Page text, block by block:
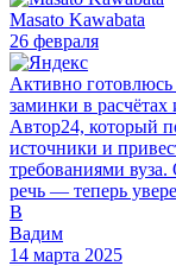
Masato Kawabata
26 февраля
Активно
заминки в
Автор24, который
источники и
требованиями
речь — теперь
В
Вадим
14 марта 2025